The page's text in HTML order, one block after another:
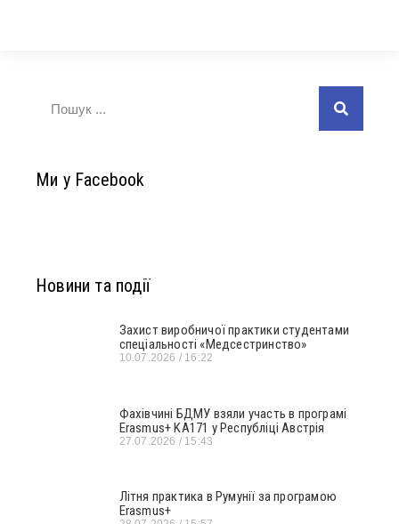
Ми у Facebook
Новини та події
Захист виробничої практики студентами
спеціальності «Медсестринство»
10.07.2026 16:22
Фахівчині БДМУ взяли участь в програмі
Erasmus+ KA171 у Республіці Австрія
27.07.2026 15:43
Літня практика в Румунії за програмою
Erasmus+